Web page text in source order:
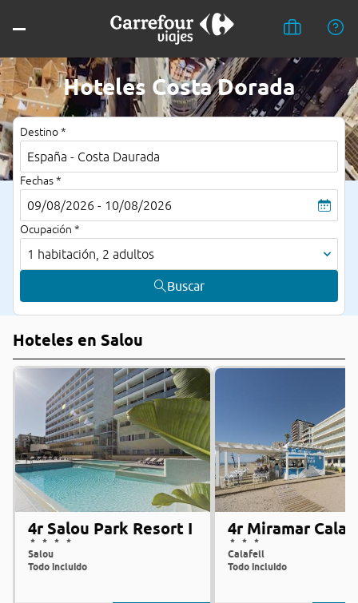
Hoteles Costa Dorada
Destino *
Fechas *
09/08/2026 - 10/08/2026
Ocupación *
1 habitación, 2 adultos
Buscar
Hoteles en Salou
4r Salou Park Resort I
Salou
Todo incluido
4r Miramar
Calafell
Todo incluido